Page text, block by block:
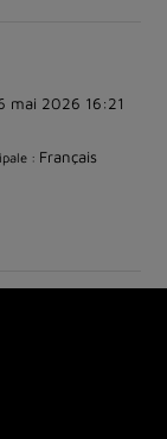
mai 2026 16:21
: Français